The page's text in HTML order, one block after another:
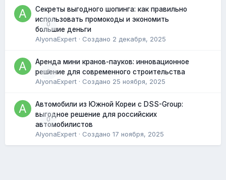
0
Секреты выгодного шопинга: как правильно
использовать промокоды и экономить
большие деньги
AlyonaExpert · Создано 2 декабря, 2025
0
Аренда мини кранов-пауков: инновационное
решение для современного строительства
AlyonaExpert · Создано 25 ноября, 2025
0
Автомобили из Южной Кореи с DSS-Group:
выгодное решение для российских
автомобилистов
AlyonaExpert · Создано 17 ноября, 2025